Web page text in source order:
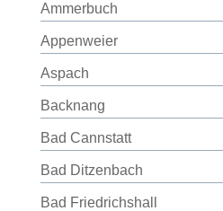
Ammerbuch
Appenweier
Aspach
Backnang
Bad Cannstatt
Bad Ditzenbach
Bad Friedrichshall